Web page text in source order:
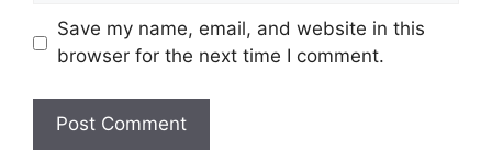
Save my name, email, and website in this
browser for the next time I comment.